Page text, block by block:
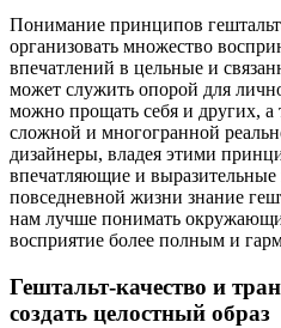
Понимание принципов
организовать множество
впечатлений в цельные и
может служить опорой для
можно прощать себя и других, а
сложной и многогранной
дизайнеры, владея этими
впечатляющие и выразительные
повседневной жизни знание
нам лучше понимать
восприятие более полным и
Гештальт-качество и
создать целостный образ